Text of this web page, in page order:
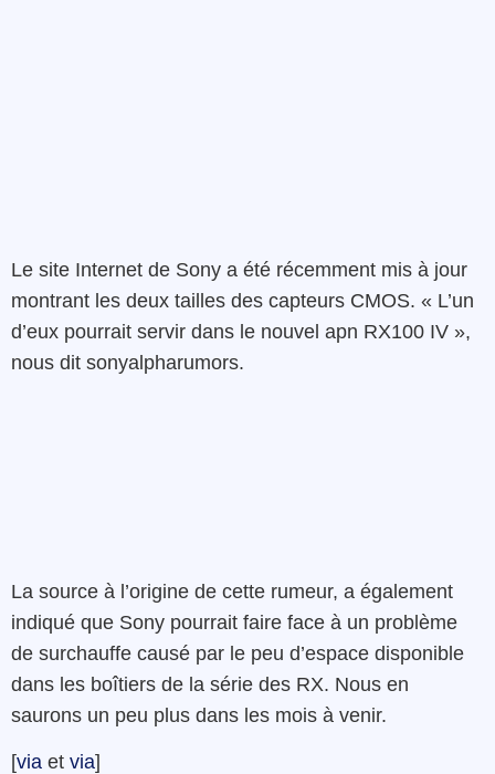
Le site Internet de Sony a été récemment mis à jour
montrant les deux tailles des capteurs CMOS. « L’un
d’eux pourrait servir dans le nouvel apn RX100 IV »,
nous dit sonyalpharumors.
La source à l’origine de cette rumeur, a également
indiqué que Sony pourrait faire face à un problème
de surchauffe causé par le peu d’espace disponible
dans les boîtiers de la série des RX. Nous en
saurons un peu plus dans les mois à venir.
[via et via]